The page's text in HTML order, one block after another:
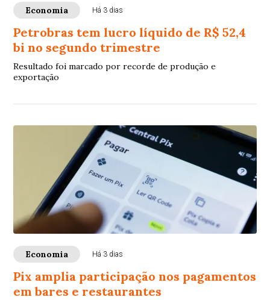
Economia Há 3 dias
Petrobras tem lucro líquido de R$ 52,4
bi no segundo trimestre
Resultado foi marcado por recorde de produção e
exportação
Economia Há 3 dias
Pix amplia participação nos pagamentos
em bares e restaurantes